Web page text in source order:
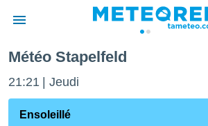
de
Météo Stapelfeld
21:21 Jeudi
Ensoleillé